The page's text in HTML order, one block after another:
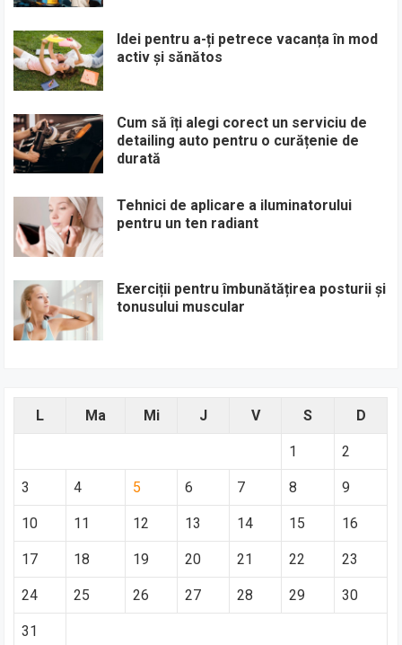
Idei pentru a-ți petrece vacanța în mod
activ și sănătos
Cum să îți alegi corect un serviciu de
detailing auto pentru o curățenie de
durată
Tehnici de aplicare a iluminatorului
pentru un ten radiant
Exerciții pentru îmbunătățirea posturii și
tonusului muscular
L Ma Mi J V S D
1 2
3 4 5 6 7 8 9
10 11 12 13 14 15 16
17 18 19 20 21 22 23
24 25 26 27 28 29 30
31